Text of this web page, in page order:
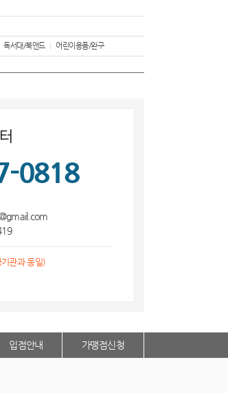
독서대/북앤드 어린이용품/완구
0818
관과 동일)
입점안내 가맹점신청